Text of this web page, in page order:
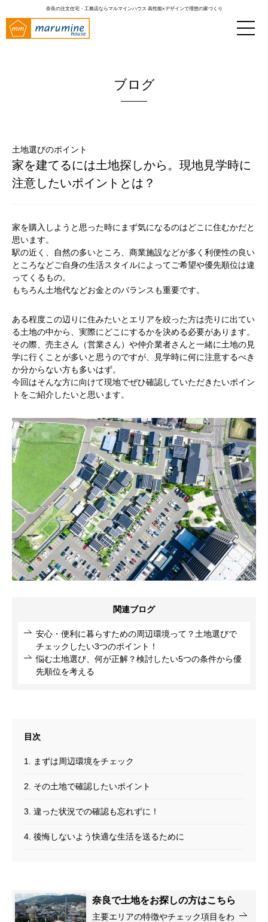
奈良の注文住宅・工務店ならマルマインハウス 高性能×デザインで理想の家づくり
ブログ
土地選びのポイント
家を建てるには土地探しから。現地見学時に
注意したいポイントとは？
家を購入しようと思った時にまず気になるのはどこに住むかだと
思います。
駅の近く、自然の多いところ、商業施設などが多く利便性の良い
ところなどご自身の生活スタイルによってご希望や優先順位は違
ってくるもの。
もちろん土地代などお金とのバランスも重要です。
ある程度この辺りに住みたいとエリアを絞った方は売りに出てい
る土地の中から、実際にどこにするかを決める必要があります。
その際、売主さん（営業さん）や仲介業者さんと一緒に土地の見
学に行くことが多いと思うのですが、見学時に何に注意するべき
か分からない方も多いはず。
今回はそんな方に向けて現地でぜひ確認していただきたいポイン
トをご紹介したいと思います。
関連ブログ
安心・便利に暮らすための周辺環境って？土地選びで
チェックしたい3つのポイント！
悩む土地選び、何が正解？検討したい5つの条件から優
先順位を考える
1. まずは周辺環境をチェック
2. その土地で確認したいポイント
3. 違った状況での確認も忘れずに！
4. 後悔しないよう快適な生活を送るために
奈良で土地をお探しの方はこちら
主要エリアの特徴やチェック項目をわ